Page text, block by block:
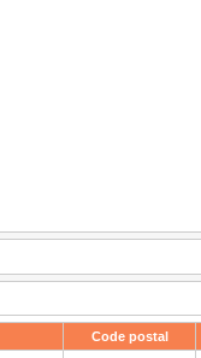
Code postal